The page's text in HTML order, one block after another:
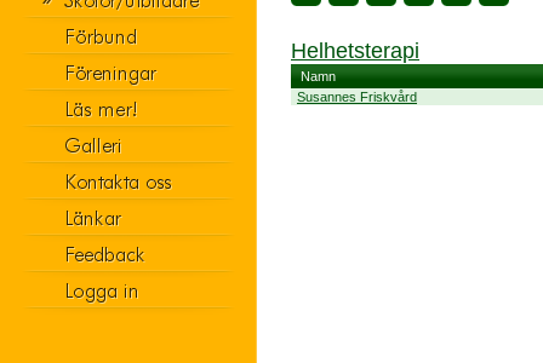
Helhetsterapi
Namn
Susannes Friskvård